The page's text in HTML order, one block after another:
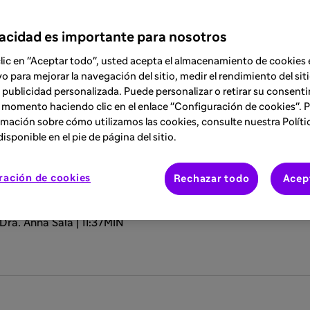
2, el Dr. Ignacio Dávila y la Dra. Anna
enfermedades.
para explorar las
inflamación tipo 2?
Anna Sala | 11:37MIN
es importante para nosotros
en "Aceptar todo", usted acepta el almacenamiento de cookies
para mejorar la navegación del sitio, medir el rendimiento del
publicidad personalizada. Puede personalizar o retirar su
haciendo clic en el enlace "Configuración de cookies".
sobre cómo utilizamos las cookies, consulte nuestra
en el pie de página del sitio.
de cookies Rechazar todo